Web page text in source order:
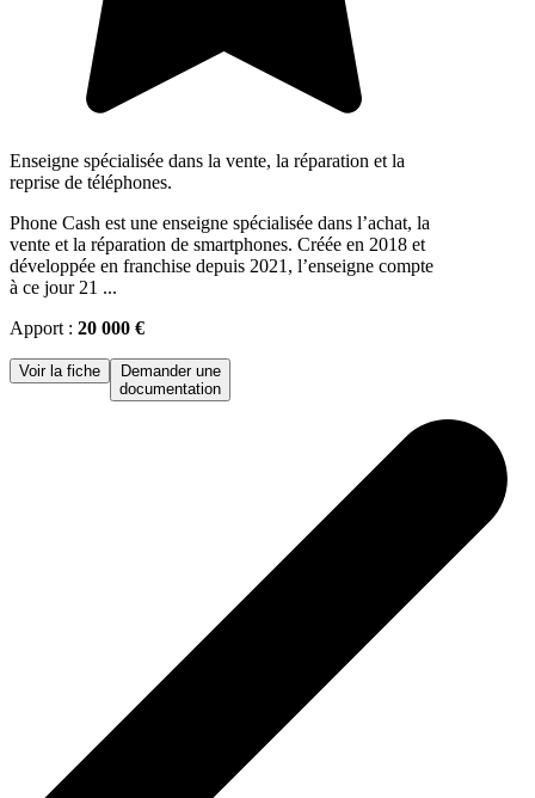
Enseigne spécialisée dans la vente, la réparation et la
reprise de téléphones.
Phone Cash est une enseigne spécialisée dans l’achat, la
vente et la réparation de smartphones. Créée en 2018 et
développée en franchise depuis 2021, l’enseigne compte
à ce jour 21 ...
Apport : 20 000 €
Voir la fiche
Demander une
documentation